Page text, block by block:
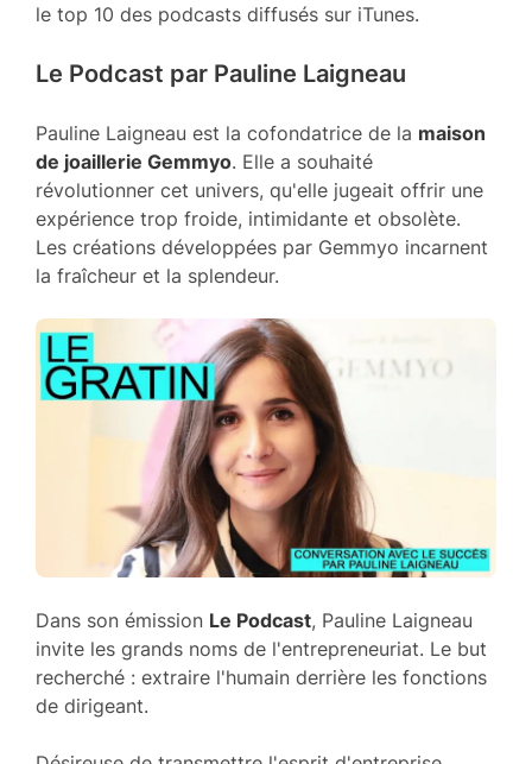
le top 10 des podcasts diffusés sur iTunes.
Le Podcast par Pauline Laigneau
Pauline Laigneau est la cofondatrice de la maison
de joaillerie Gemmyo. Elle a souhaité
révolutionner cet univers, qu'elle jugeait offrir une
expérience trop froide, intimidante et obsolète.
Les créations développées par Gemmyo incarnent
la fraîcheur et la splendeur.
Dans son émission Le Podcast, Pauline Laigneau
invite les grands noms de l'entrepreneuriat. Le but
recherché : extraire l'humain derrière les fonctions
de dirigeant.